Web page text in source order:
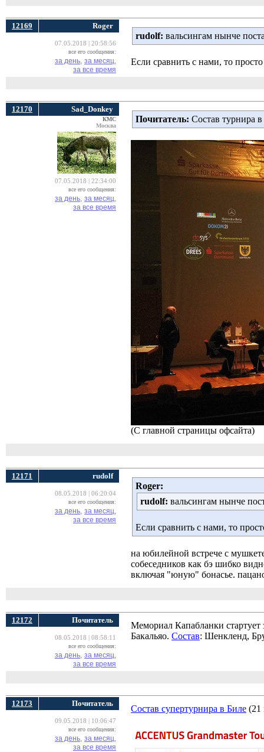
12169 Roger
07.05.2018 | 20:58:56
все его сообщения:
за день, за месяц,
за все время
rudolf: вальсингам нынче
Если сравнить с нами, то
12170 Sad_Donkey
КМС
Москва
07.05.2018 | 22:34:00
все его сообщения:
за день, за месяц,
за все время
Почитатель: Состав турнира
(С главной страницы офсайта)
12171 rudolf
08.05.2018 | 06:20:04
все его сообщения:
за день, за месяц,
за все время
Roger:
rudolf: вальсингам нынче
Если сравнить с нами, то
на юбилейной встрече с
собеседников как бэ шибко
включая "юную" бонасье.
12172 Почитатель
08.05.2018 | 08:58:11
все его сообщения:
за день, за месяц,
за все время
Мемориал Капабланки стартует
Бакальяо. Состав: Шенкленд,
12173 Почитатель
09.05.2018 | 10:06:47
все его сообщения:
за день, за месяц,
за все время
Состав супертурнира в Биле (21